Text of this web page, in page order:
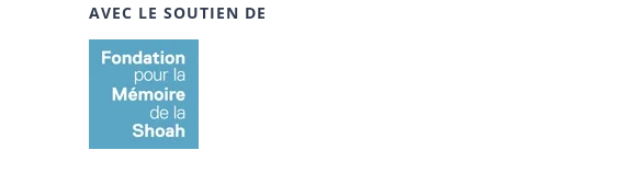
AVEC LE SOUTIEN DE